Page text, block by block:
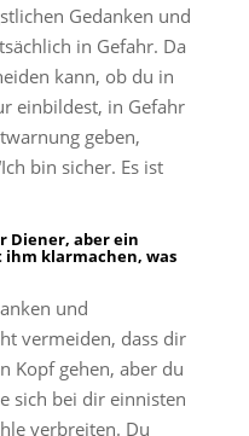
Gedanken und
in Gefahr. Da
kann, ob du in
einbildest, in Gefahr
geben,
bin sicher. Es ist
Diener, aber ein
ihm klarmachen, was
und
vermeiden, dass dir
Kopf gehen, aber du
sich bei dir einnisten
verbreiten. Du